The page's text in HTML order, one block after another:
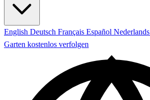
English Deutsch Français Español Nederlands
Garten kostenlos verfolgen